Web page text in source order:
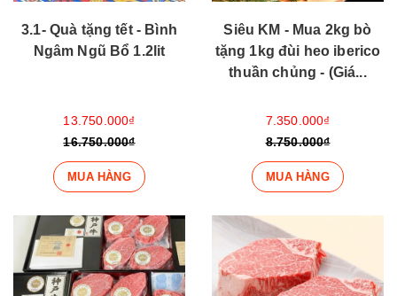
3.1- Quà tặng tết - Bình
Ngâm Ngũ Bổ 1.2lit
13.750.000₫
16.750.000₫
MUA HÀNG
Siêu KM - Mua 2kg bò
tặng 1kg đùi heo iberico
thuần chủng - (Giá...
7.350.000₫
8.750.000₫
MUA HÀNG